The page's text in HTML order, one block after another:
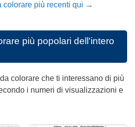
colorare più recenti qui →
più popolari dell'intero
colorare che ti interessano di più
i numeri di visualizzazioni e